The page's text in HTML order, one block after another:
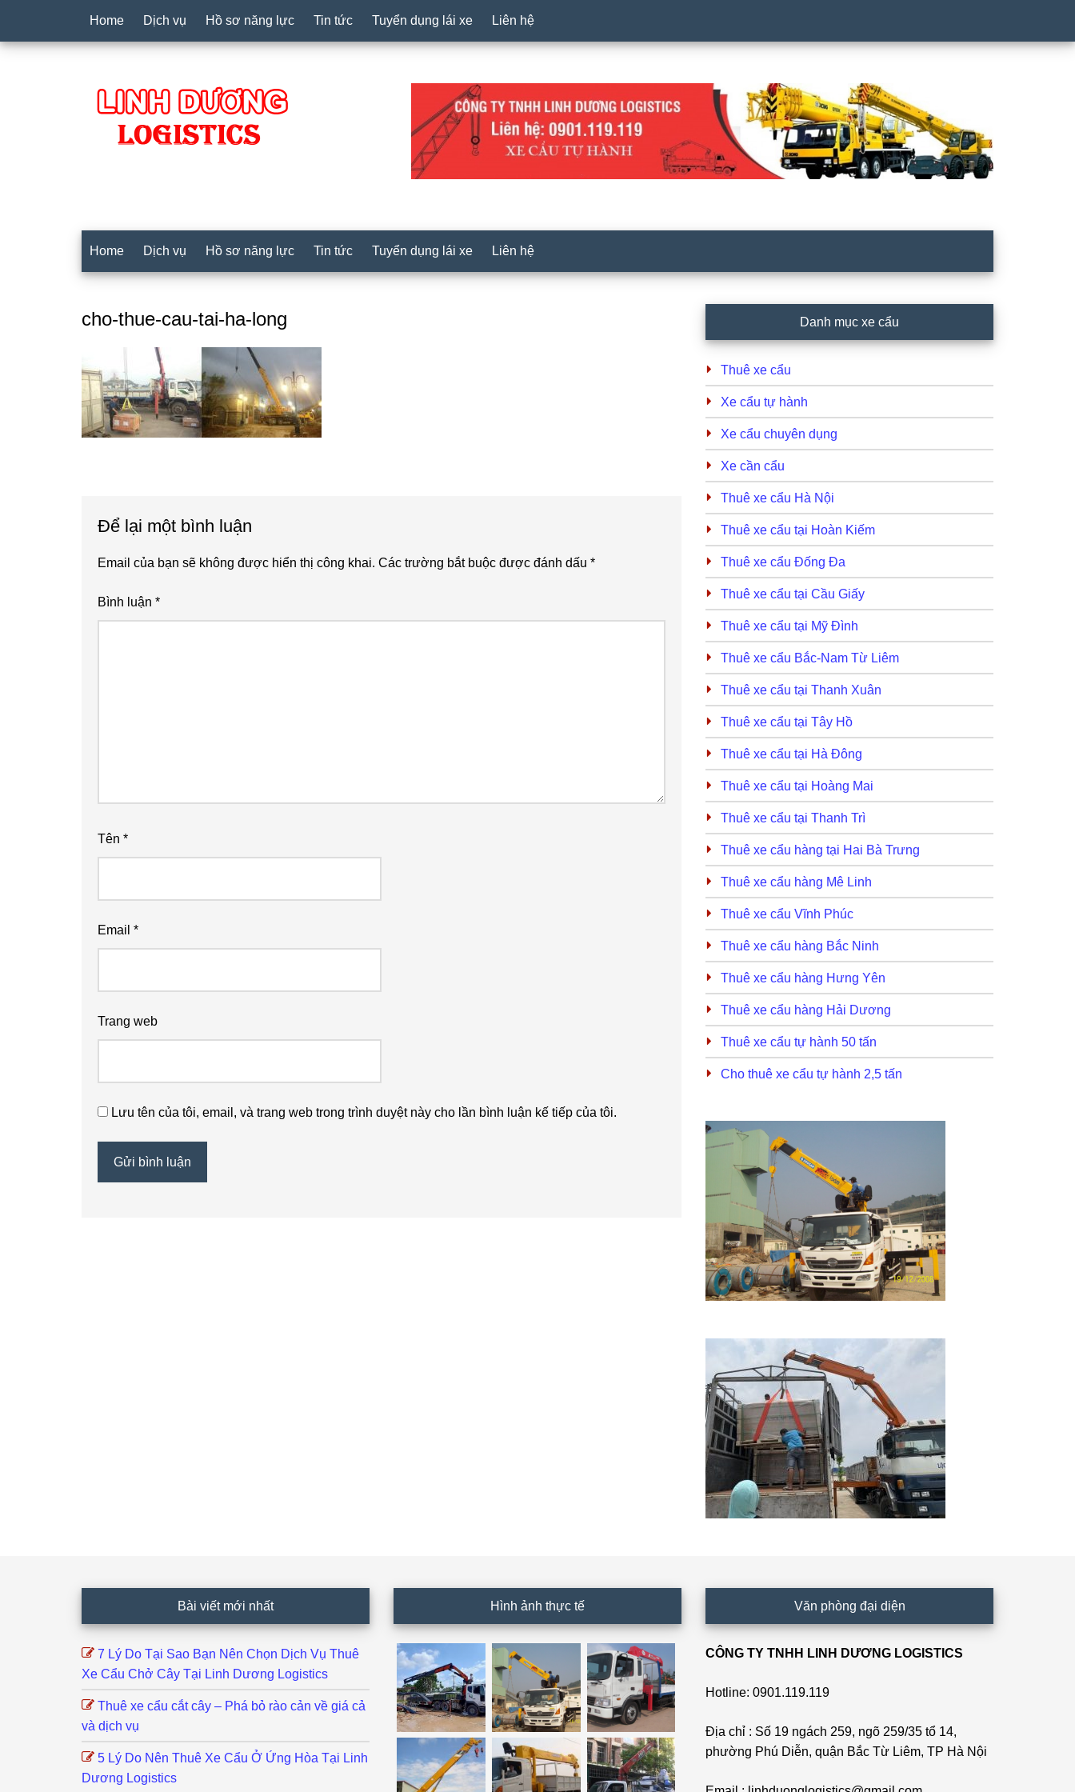
Home Dịch vụ Hồ sơ năng lực Tin tức Tuyển dụng lái xe Liên hệ
Home Dịch vụ Hồ sơ năng lực Tin tức Tuyển dụng lái xe Liên hệ
cho-thue-cau-tai-ha-long
Interactions
Để lại một bình luận
Email của bạn sẽ không được hiển thị công khai. Các trường bắt buộc được đánh dấu *
Bình luận *
Tên *
Email *
Trang web
Lưu tên của tôi, email, và trang web trong trình duyệt này cho lần bình luận kế tiếp của tôi.
Sidebar
Danh mục xe cẩu
Thuê xe cẩu
Xe cẩu tự hành
Xe cẩu chuyên dụng
Xe cần cẩu
Thuê xe cẩu Hà Nội
Thuê xe cẩu tại Hoàn Kiếm
Thuê xe cẩu Đống Đa
Thuê xe cẩu tại Cầu Giấy
Thuê xe cẩu tại Mỹ Đình
Thuê xe cẩu Bắc-Nam Từ Liêm
Thuê xe cẩu tại Thanh Xuân
Thuê xe cẩu tại Tây Hồ
Thuê xe cẩu tại Hà Đông
Thuê xe cẩu tại Hoàng Mai
Thuê xe cẩu tại Thanh Trì
Thuê xe cẩu hàng tại Hai Bà Trưng
Thuê xe cẩu hàng Mê Linh
Thuê xe cẩu Vĩnh Phúc
Thuê xe cẩu hàng Bắc Ninh
Thuê xe cẩu hàng Hưng Yên
Thuê xe cẩu hàng Hải Dương
Thuê xe cẩu tự hành 50 tấn
Cho thuê xe cẩu tự hành 2,5 tấn
Bài viết mới nhất
7 Lý Do Tại Sao Bạn Nên Chọn Dịch Vụ Thuê
Xe Cẩu Chở Cây Tại Linh Dương Logistics
Thuê xe cẩu cắt cây – Phá bỏ rào cản về giá cả
và dịch vụ
5 Lý Do Nên Thuê Xe Cẩu Ở Ứng Hòa Tại Linh
Dương Logistics
Hình ảnh thực tế Văn phòng đại diện
CÔNG TY TNHH LINH DƯƠNG LOGISTICS
Hotline: 0901.119.119
Địa chỉ : Số 19 ngách 259, ngõ 259/35 tổ 14,
phường Phú Diễn, quận Bắc Từ Liêm, TP Hà Nội